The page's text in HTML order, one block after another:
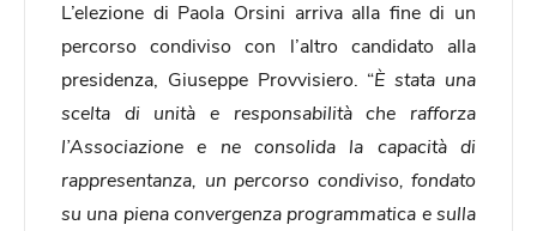
L’elezione di Paola Orsini arriva alla fine di un
percorso condiviso con l’altro candidato alla
presidenza, Giuseppe Provvisiero. “È stata una
scelta di unità e responsabilità che rafforza
l’Associazione e ne consolida la capacità di
rappresentanza, un percorso condiviso, fondato
su una piena convergenza programmatica e sulla